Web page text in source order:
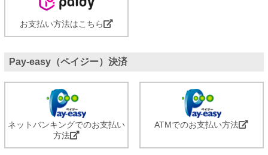
お支払い方法はこちら
Pay-easy（ペイジー）決済
ネットバンキングでのお支払い
方法
ATMでのお支払い方法